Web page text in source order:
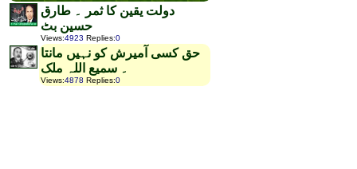
دولت یقین کا ثمر ۔ طارق
حسین بٹ
Views:4923 Replies:0
حق کسی آمیرش کو نہیں مانتا
۔ سمیع اللہ ملک
Views:4878 Replies:0